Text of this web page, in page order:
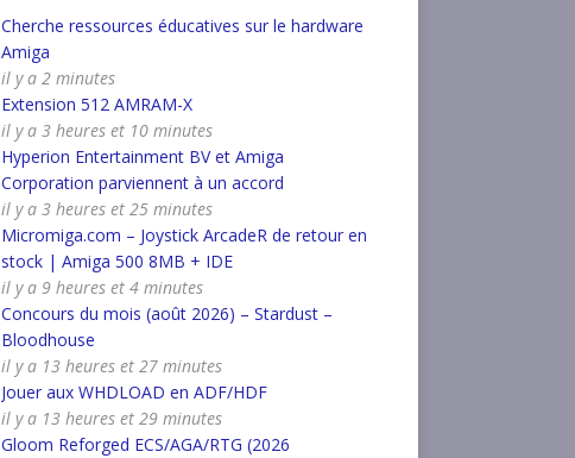
Cherche ressources éducatives sur le hardware
Amiga
il y a 2 minutes
Extension 512 AMRAM-X
il y a 3 heures et 10 minutes
Hyperion Entertainment BV et Amiga
Corporation parviennent à un accord
il y a 3 heures et 25 minutes
Micromiga.com – Joystick ArcadeR de retour en
stock | Amiga 500 8MB + IDE
il y a 9 heures et 4 minutes
Concours du mois (août 2026) – Stardust –
Bloodhouse
il y a 13 heures et 27 minutes
Jouer aux WHDLOAD en ADF/HDF
il y a 13 heures et 29 minutes
Gloom Reforged ECS/AGA/RTG (2026